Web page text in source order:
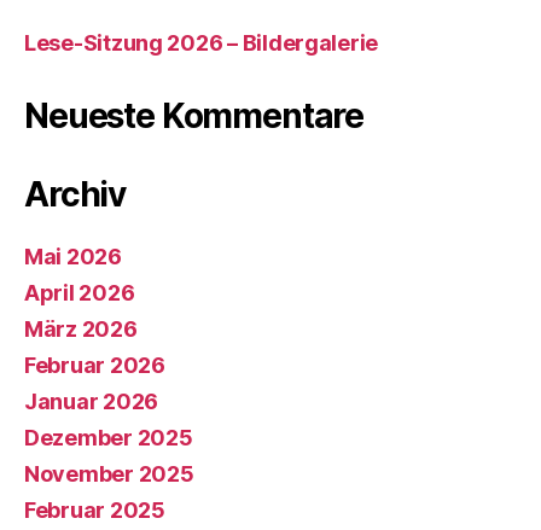
Lese-Sitzung 2026 – Bildergalerie
Neueste Kommentare
Archiv
Mai 2026
April 2026
März 2026
Februar 2026
Januar 2026
Dezember 2025
November 2025
Februar 2025